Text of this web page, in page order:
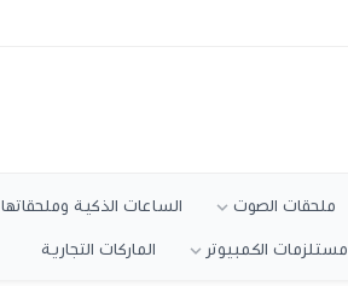
ملحقات الصوت الساعات الذكية وملحقاتها
مستلزمات الكمبيوتر الماركات التجارية